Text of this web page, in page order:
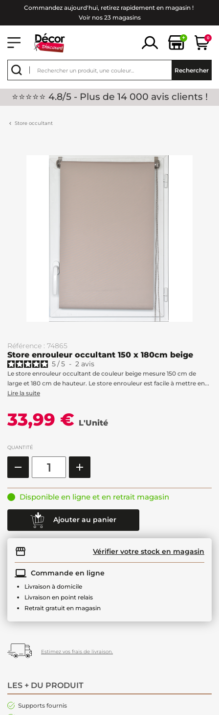
Commandez aujourd'hui, retirez rapidement en magasin !
Voir nos 23 magasins
+ 0
Rechercher
⭐⭐⭐⭐⭐ 4.8/5 - Plus de 14 000 avis clients !
Store occultant
Référence : 74865
Store enrouleur occultant 150 x 180cm beige
5/5 - 2 avis
Le store enrouleur occultant de couleur beige mesure 150 cm de
large et 180 cm de hauteur. Le store enrouleur est facile à mettre en...
Lire la suite
33,99 € L'Unité
QUANTITÉ
Disponible en ligne et en retrait magasin
Ajouter au panier
Vérifier votre stock en magasin
Commande en ligne
Livraison à domicile
Livraison en point relais
Retrait gratuit en magasin
Estimez vos frais de livraison.
LES + DU PRODUIT
Supports fournis